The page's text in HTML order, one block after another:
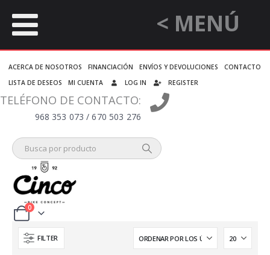
< MENÚ
ACERCA DE NOSOTROS FINANCIACIÓN ENVÍOS Y DEVOLUCIONES
CONTACTO
LISTA DE DESEOS
MI CUENTA LOG IN REGISTER
TELÉFONO DE CONTACTO:
968 353 073 / 670 503 276
0
FILTER